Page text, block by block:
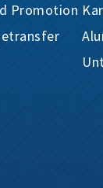
Promotion